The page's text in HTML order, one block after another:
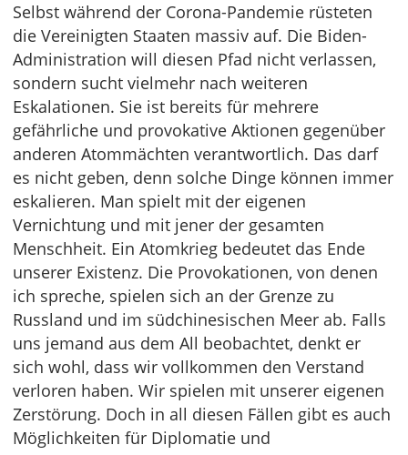
Selbst während der Corona-Pandemie rüsteten
die Vereinigten Staaten massiv auf. Die Biden-
Administration will diesen Pfad nicht verlassen,
sondern sucht vielmehr nach weiteren
Eskalationen. Sie ist bereits für mehrere
gefährliche und provokative Aktionen gegenüber
anderen Atommächten verantwortlich. Das darf
es nicht geben, denn solche Dinge können immer
eskalieren. Man spielt mit der eigenen
Vernichtung und mit jener der gesamten
Menschheit. Ein Atomkrieg bedeutet das Ende
unserer Existenz. Die Provokationen, von denen
ich spreche, spielen sich an der Grenze zu
Russland und im südchinesischen Meer ab. Falls
uns jemand aus dem All beobachtet, denkt er
sich wohl, dass wir vollkommen den Verstand
verloren haben. Wir spielen mit unserer eigenen
Zerstörung. Doch in all diesen Fällen gibt es auch
Möglichkeiten für Diplomatie und